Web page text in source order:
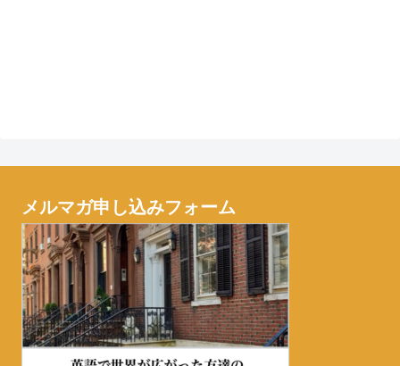
メルマガ申し込みフォーム